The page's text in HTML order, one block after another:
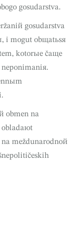
gosudarstva.
gosudarstva
i mogut obщatьsя
kotorыe čaщe
obmen na
obladaюt
meždunarodnoй